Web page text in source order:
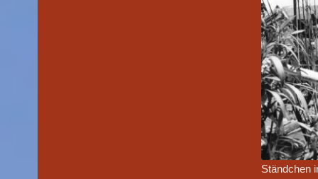
Ständchen